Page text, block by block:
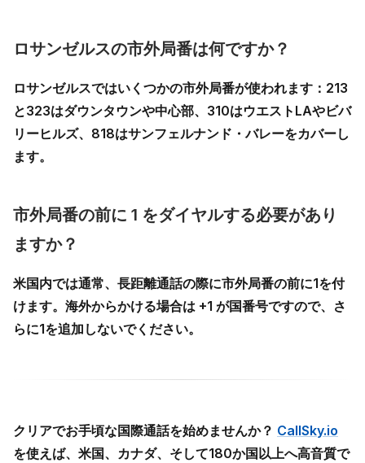
ロサンゼルスの市外局番は何ですか？
ロサンゼルスではいくつかの市外局番が使われます： 213
と323はダウンタウンや中心部、 310はウエストLAやビバ
リーヒルズ、 818はサンフェルナンド・バレーをカバーし
ます。
市外局番の前に 1 をダイヤルする必要があり
ますか？
米国内では通常、長距離通話の際に市外局番の前に1を付
けます。海外からかける場合は +1 が国番号ですので、さ
らに1を追加しないでください。
クリアでお手頃な国際通話を始めませんか？ CallSky.io
を使えば、米国、カナダ、そして180か国以上へ高音質で